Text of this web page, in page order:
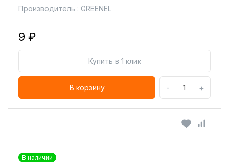
Производитель : GREENEL
9 ₽
Купить в 1 клик
В корзину - +
В наличии